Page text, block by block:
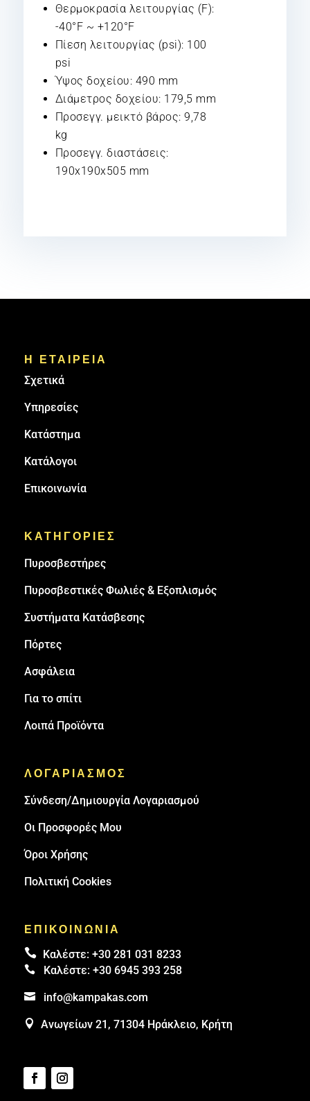
Θερμοκρασία λειτουργίας (F):
-40°F ~ +120°F
Πίεση λειτουργίας (psi): 100
psi
Ύψος δοχείου: 490 mm
Διάμετρος δοχείου: 179,5 mm
Προσεγγ. μεικτό βάρος: 9,78
kg
Προσεγγ. διαστάσεις:
190x190x505 mm
Η ΕΤΑΙΡΕΙΑ
Σχετικά
Υπηρεσίες
Κατάστημα
Κατάλογοι
Επικοινωνία
ΚΑΤΗΓΟΡΙΕΣ
Πυρoσβεστήρες
Πυροσβεστικές Φωλιές & Εξοπλισμός
Συστήματα Κατάσβεσης
Πόρτες
Ασφάλεια
Για το σπίτι
Λοιπά Προϊόντα
ΛΟΓΑΡΙΑΣΜΟΣ
Σύνδεση/Δημιουργία Λογαριασμού
Οι Προσφορές Μου
Όροι Χρήσης
Πολιτική Cookies
ΕΠΙΚΟΙΝΩΝΙΑ
 Καλέστε: +30 281 031 8233
 Καλέστε: +30 6945 393 258
 info@kampakas.com
 Ανωγείων 21, 71304 Ηράκλειο, Κρήτη